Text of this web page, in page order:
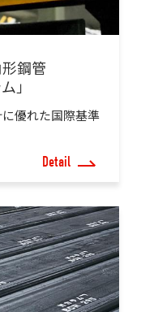
鋼管
」
優れた国際基準
Detail